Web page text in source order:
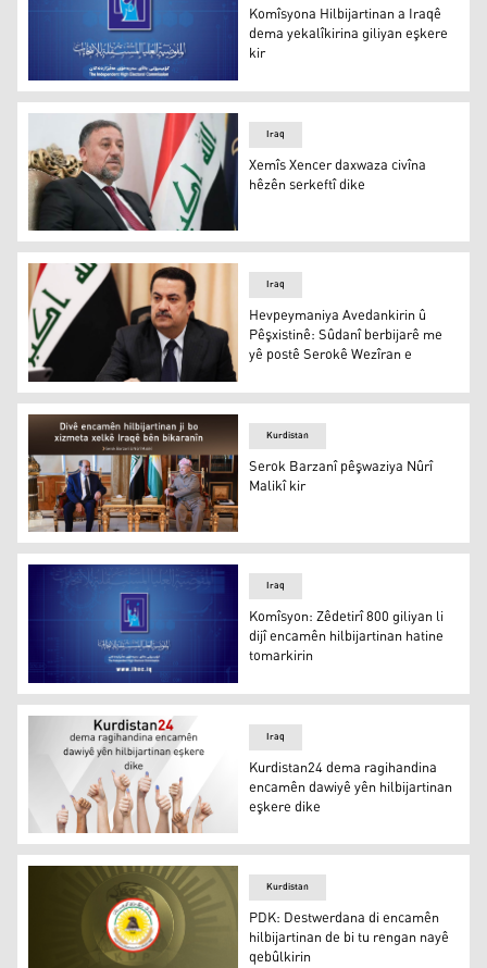
Komisyona Bilind a Serbixwe ya Hilbijartinan a Îraqê
Komîsyona Hilbijartinan a Iraqê
dema yekalîkirina giliyan eşkere
kir
Xemîs Xencer
Iraq
Xemîs Xencer daxwaza civîna
hêzên serkeftî dike
Sûdanî
Iraq
Hevpeymaniya Avedankirin û
Pêşxistinê: Sûdanî berbijarê me
yê postê Serokê Wezîran e
Serok Barzanî û Nûrî Malikî
Kurdistan
Serok Barzanî pêşwaziya Nûrî
Malikî kir
Komîsyon: Zêdetirî 800 giliyan li dijî encamên
Iraq
Komîsyon: Zêdetirî 800 giliyan li
dijî encamên hilbijartinan hatine
tomarkirin
Kurdistan24 dema ragihandina encamên dawiyê yên
Iraq
Kurdistan24 dema ragihandina
encamên dawiyê yên hilbijartinan
eşkere dike
Kurdistan
PDK: Destwerdana di encamên
hilbijartinan de bi tu rengan nayê
qebûlkirin